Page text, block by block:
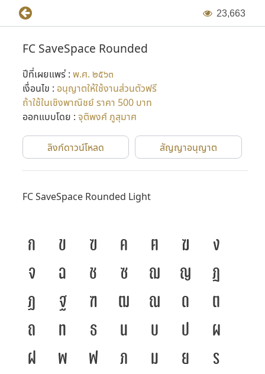
23,663
FC SaveSpace Rounded
ปีที่เผยแพร่ : พ.ศ. ๒๕๖๓
เงื่อนไข : อนุญาตให้ใช้งานส่วนตัวฟรี
ถ้าใช้ในเชิงพาณิชย์ ราคา 500 บาท
ออกแบบโดย : จุติพงศ์ ภูสุมาศ
ลิงก์ดาวน์โหลด สัญญาอนุญาต
FC SaveSpace Rounded Light
ก ข ฃ ค ฅ ฆ
ง
จ
ฉ ช ซ ฌ ญ
ฎ
ฏ
ฐ ฑ ฒ ณ ด
ต
ถ
ท ธ น บ ป
ผ
ฝ
พ ฟ ภ ม ย
ร